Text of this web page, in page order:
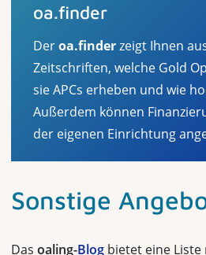
oa.finder
Deroa.finderzeigt Ihnen
Zeitschriften, welche Gold
sie APCs erheben und wie
Außerdem können
der eigenen Einrichtung
Sonstige
Das oaling-Blog bietet eine Liste